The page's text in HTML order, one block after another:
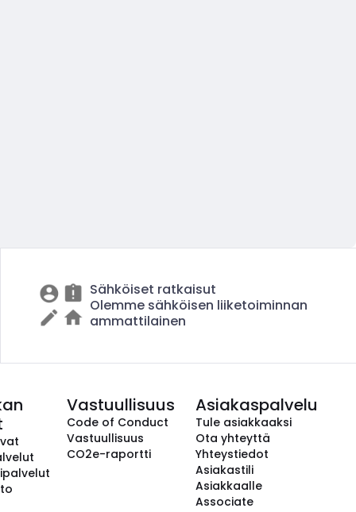
Sähköiset ratkaisut
Olemme sähköisen liiketoiminnan
ammattilainen
Vastuullisuus
Code of Conduct
Vastuullisuus
CO2e-raportti
Asiakaspalvelu
Tule asiakkaaksi
Ota yhteyttä
Yhteystiedot
Asiakastili
Asiakkaalle
Associate